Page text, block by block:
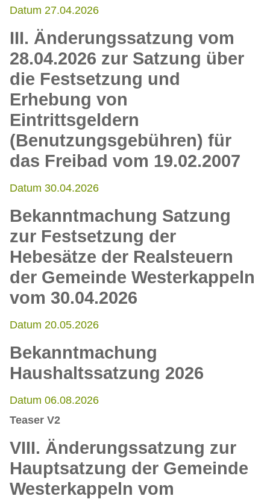
Datum 27.04.2026
III. Änderungssatzung vom
28.04.2026 zur Satzung über
die Festsetzung und
Erhebung von
Eintrittsgeldern
(Benutzungsgebühren) für
das Freibad vom 19.02.2007
Datum 30.04.2026
Bekanntmachung Satzung
zur Festsetzung der
Hebesätze der Realsteuern
der Gemeinde Westerkappeln
vom 30.04.2026
Datum 20.05.2026
Bekanntmachung
Haushaltssatzung 2026
Datum 06.08.2026
Teaser V2
VIII. Änderungssatzung zur
Hauptsatzung der Gemeinde
Westerkappeln vom